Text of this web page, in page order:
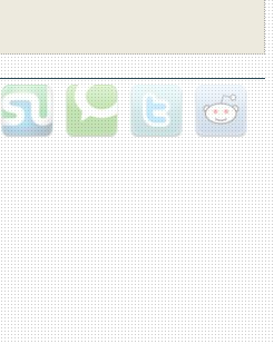
StumbleUponTechnorati Twitter Reddit